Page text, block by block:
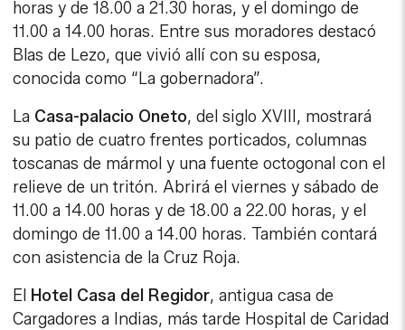
horas y de 18.00 a 21.30 horas, y el domingo de
11.00 a 14.00 horas. Entre sus moradores destacó
Blas de Lezo, que vivió allí con su esposa,
conocida como “La gobernadora”.
La Casa-palacio Oneto, del siglo XVIII, mostrará
su patio de cuatro frentes porticados, columnas
toscanas de mármol y una fuente octogonal con el
relieve de un tritón. Abrirá el viernes y sábado de
11.00 a 14.00 horas y de 18.00 a 22.00 horas, y el
domingo de 11.00 a 14.00 horas. También contará
con asistencia de la Cruz Roja.
El Hotel Casa del Regidor, antigua casa de
Cargadores a Indias, más tarde Hospital de Caridad